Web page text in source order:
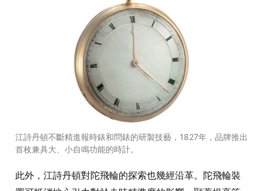
江詩丹頓不斷精進報時錶和問錶的研製技藝，1827年，品牌推出
首枚兼具大、小自鳴功能的時計。
此外，江詩丹頓對陀飛輪的探索也幾經沿革。陀飛輪裝